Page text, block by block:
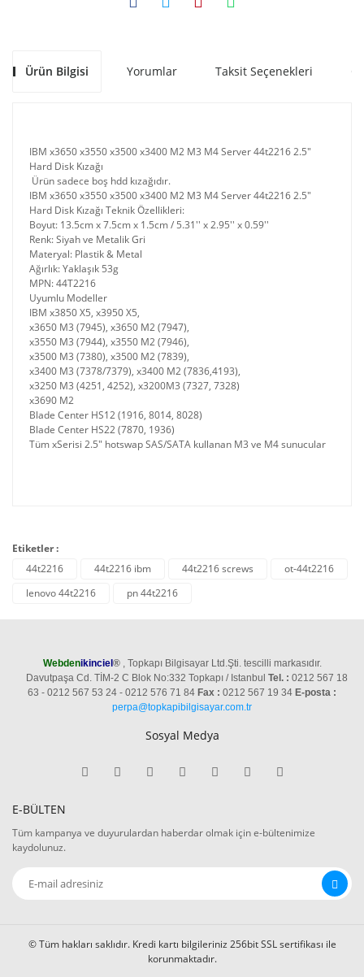
Ürün Bilgisi Yorumlar Taksit Seçenekleri
IBM x3650 x3550 x3500 x3400 M2 M3 M4 Server 44t2216 2.5"
Hard Disk Kızağı
Ürün sadece boş hdd kızağıdır.
IBM x3650 x3550 x3500 x3400 M2 M3 M4 Server 44t2216 2.5"
Hard Disk Kızağı Teknik Özellikleri:
Boyut: 13.5cm x 7.5cm x 1.5cm / 5.31'' x 2.95'' x 0.59''
Renk: Siyah ve Metalik Gri
Materyal: Plastik & Metal
Ağırlık: Yaklaşık 53g
MPN: 44T2216
Uyumlu Modeller
IBM x3850 X5, x3950 X5,
x3650 M3 (7945), x3650 M2 (7947),
x3550 M3 (7944), x3550 M2 (7946),
x3500 M3 (7380), x3500 M2 (7839),
x3400 M3 (7378/7379), x3400 M2 (7836,4193),
x3250 M3 (4251, 4252), x3200M3 (7327, 7328)
x3690 M2
Blade Center HS12 (1916, 8014, 8028)
Blade Center HS22 (7870, 1936)
Tüm xSerisi 2.5" hotswap SAS/SATA kullanan M3 ve M4 sunucular
Etiketler :
44t2216
44t2216 ibm 44t2216 screws
ot-44t2216
lenovo 44t2216
pn 44t2216
Webdenikinciel ®, Topkapı Bilgisayar Ltd.Şti. tescilli markasıdır.
Davutpaşa Cd. TİM-2 C Blok No:332 Topkapı / Istanbul Tel. : 0212 567 18
63 - 0212 567 53 24 - 0212 576 71 84 Fax : 0212 567 19 34 E-posta :
perpa@topkapibilgisayar.com.tr
Sosyal Medya
E-BÜLTEN
Tüm kampanya ve duyurulardan haberdar olmak için e-bültenimize
kaydolunuz.
© Tüm hakları saklıdır. Kredi kartı bilgileriniz 256bit SSL sertifikası ile
korunmaktadır.